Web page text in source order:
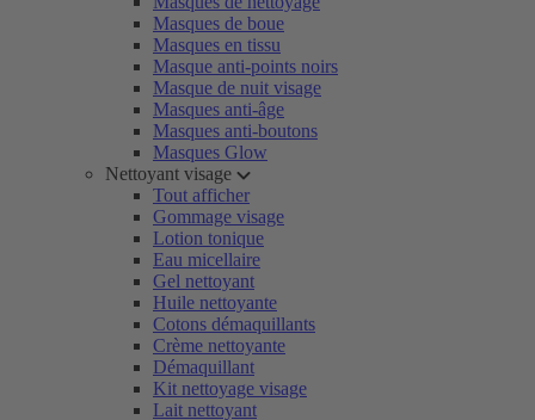
Masques de boue
Masques en tissu
Masque anti-points noirs
Masque de nuit visage
Masques anti-âge
Masques anti-boutons
Masques Glow
Nettoyant visage
Tout afficher
Gommage visage
Lotion tonique
Eau micellaire
Gel nettoyant
Huile nettoyante
Cotons démaquillants
Crème nettoyante
Démaquillant
Kit nettoyage visage
Lait nettoyant